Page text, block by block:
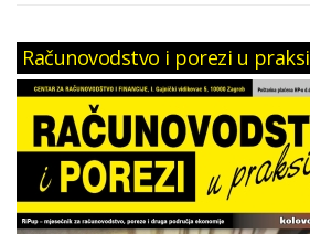
Računovodstvo i porezi u praksi